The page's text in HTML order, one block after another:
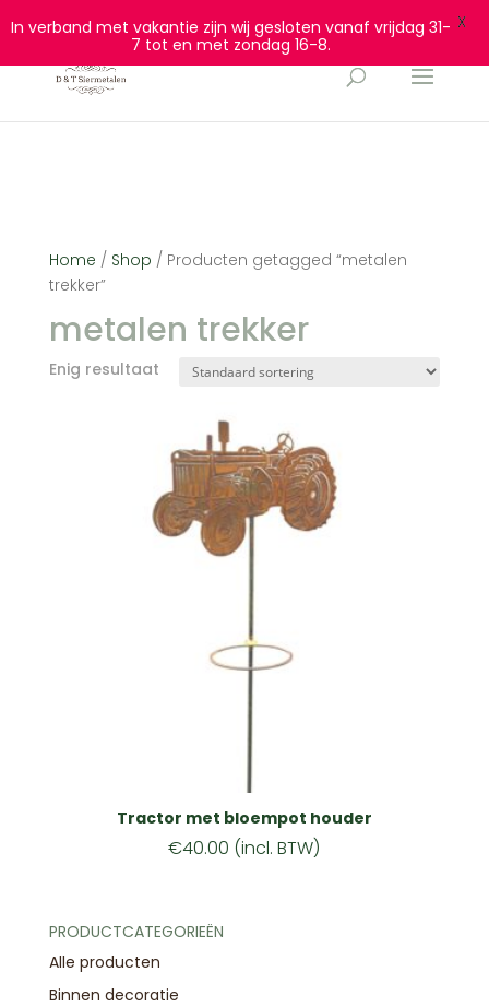
0628932940 info@dtsiermetalen.nl
Home / Shop / Producten getagged “metalen
trekker”
metalen trekker
Enig resultaat
Tractor met bloempot houder
€40.00 (incl. BTW)
PRODUCTCATEGORIEËN
Alle producten
Binnen decoratie
In verband met vakantie zijn wij gesloten vanaf vrijdag 31-
7 tot en met zondag 16-8.
X